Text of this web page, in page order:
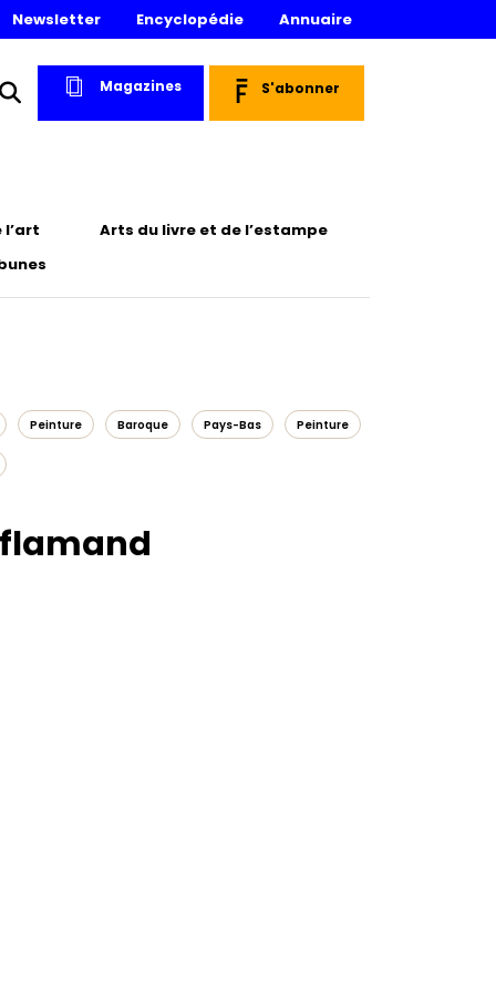
Newsletter Encyclopédie Annuaire
Magazines S'abonner
l’art
Arts du livre et de l’estampe
Peinture Baroque Pays-Bas Peinture